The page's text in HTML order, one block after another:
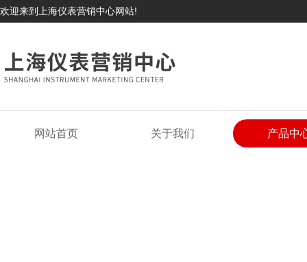
欢迎来到上海仪表营销中心网站!
网站首页 关于我们 产品中